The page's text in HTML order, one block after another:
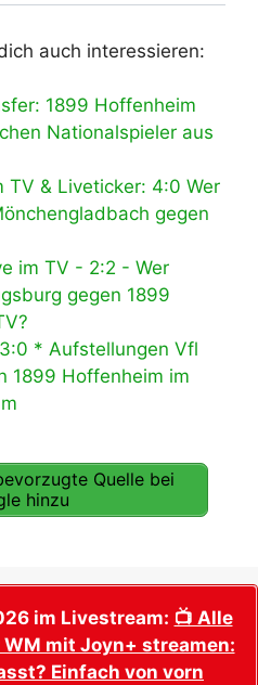
auch interessieren:
1899 Hoffenheim
Nationalspieler aus
TV & Liveticker: 4:0 Wer
gegen
im TV - 2:2 - Wer
gegen 1899
* Aufstellungen Vfl
1899 Hoffenheim im
Quelle bei
hinzu
im Livestream: 📺 Alle
WM mit Joyn+ streamen:
Einfach von vorn